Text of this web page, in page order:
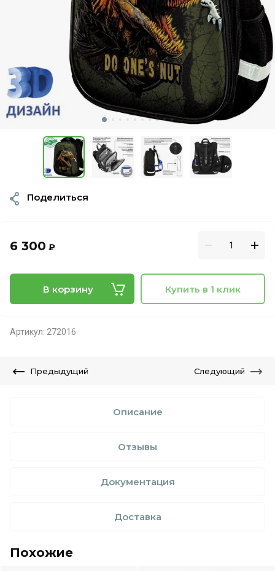
6 300 ₽
В корзину Купить в 1 клик
Артикул: 272016
Поделиться
Предыдущий Следующий
Описание
Отзывы
Документация
Доставка
Похожие